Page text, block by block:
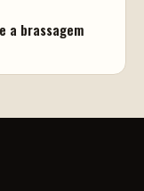
a brassagem